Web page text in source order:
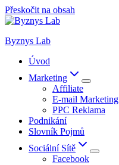
Přeskočit na obsah
Byznys Lab
Úvod
Marketing
Affiliate
E-mail Marketing
PPC Reklama
Podnikání
Slovník Pojmů
Sociální Sítě
Facebook